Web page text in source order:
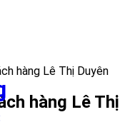
hàng Lê Thị Duyên
hàng Lê Thị